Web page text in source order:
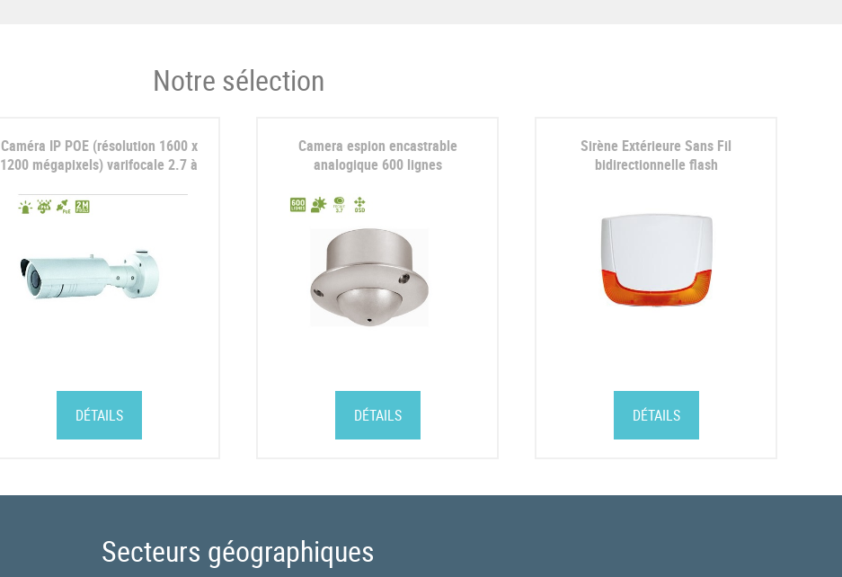
Notre sélection
Caméra IP POE (résolution 1600 x
1200 mégapixels) varifocale 2.7 à
DÉTAILS
Camera espion encastrable
analogique 600 lignes
DÉTAILS
Sirène Extérieure Sans Fil
bidirectionnelle flash
DÉTAILS
Secteurs géographiques